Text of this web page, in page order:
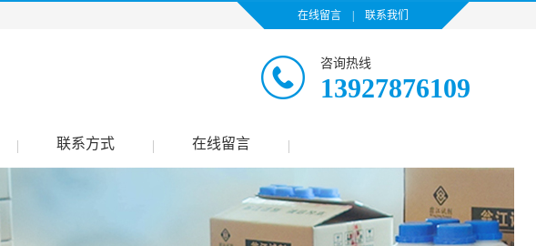
在线留言 联系我们
咨询热线
13927876109
联系方式 在线留言